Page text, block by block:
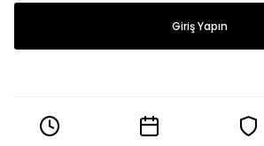
Giriş Yapın